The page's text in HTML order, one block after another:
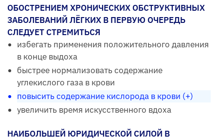
ОБОСТРЕНИЕМ ХРОНИЧЕСКИХ ОБСТРУКТИВНЫХ
ЗАБОЛЕВАНИЙ ЛЁГКИХ В ПЕРВУЮ ОЧЕРЕДЬ
СЛЕДУЕТ СТРЕМИТЬСЯ
избегать применения положительного давления
в конце выдоха
быстрее нормализовать содержание
углекислого газа в крови
повысить содержание кислорода в крови (+)
увеличить время искусственного вдоха
НАИБОЛЬШЕЙ ЮРИДИЧЕСКОЙ СИЛОЙ В